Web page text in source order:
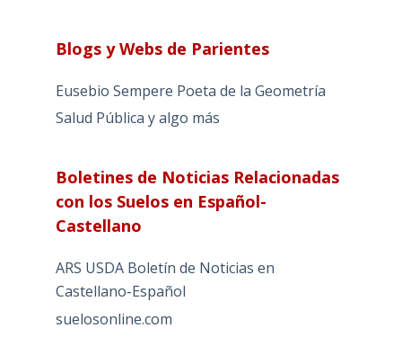
Blogs y Webs de Parientes
Eusebio Sempere Poeta de la Geometría
Salud Pública y algo más
Boletines de Noticias Relacionadas
con los Suelos en Español-
Castellano
ARS USDA Boletín de Noticias en
Castellano-Español
suelosonline.com